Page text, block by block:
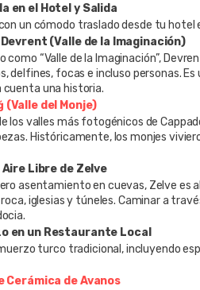
en el Hotel y Salida
un cómodo traslado desde tu hotel
(Valle de la Imaginación)
como “Valle de la Imaginación”,
delfines, focas e incluso personas.
una historia.
(Valle del Monje)
los valles más fotogénicos de
Históricamente, los monjes
Aire Libre de Zelve
asentamiento en cuevas, Zelve es
iglesias y túneles. Caminar a
en un Restaurante Local
turco tradicional, incluyendo
Cerámica de Avanos